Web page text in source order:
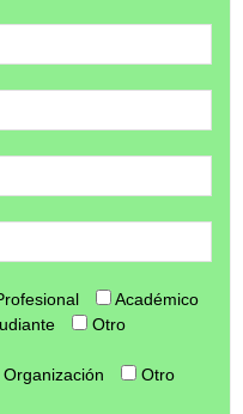
Académico
Otro
Organización Otro